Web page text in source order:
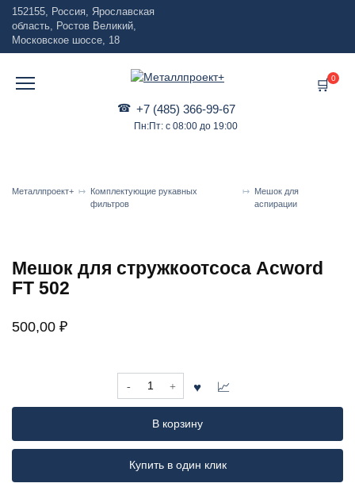
Перейти
содержанию
152155, Россия, Ярославская
область, Ростов Великий,
Московское шоссе, 18
+7 (485) 366-99-67
Пн:Пт: с 08:00 до 19:00
0
Металлпроект+
Комплектующие рукавных
фильтров
Мешок для
аспирации
Мешок для стружкоотсоса Acword
FT 502
500,00 ₽
Количество
товара
стружкоотсоса
Acword
FT
В корзину
Купить в один клик